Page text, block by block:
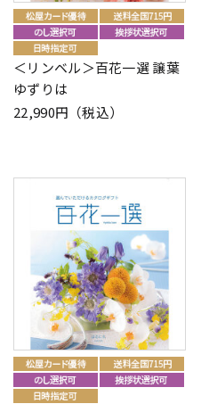
＜リンベル＞百花一選 譲葉
ゆずりは
22,990円（税込）